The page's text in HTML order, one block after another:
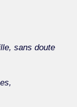
sans doute